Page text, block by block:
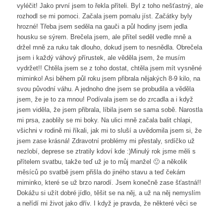
vyléčit! Jako první jsem to řekla příteli. Byl z toho nešťastný, ale
rozhodl se mi pomoci. Začala jsem pomalu jíst. Začátky byly
hrozné! Třeba jsem seděla na gauči a půl hodiny jsem jedla
housku se sýrem. Brečela jsem, ale přítel seděl vedle mně a
držel mně za ruku tak dlouho, dokud jsem to nesnědla. Obrečela
jsem i každý váhový přírustek, ale věděla jsem, že musím
vydržet!! Chtěla jsem se z toho dostat, chtěla jsem mít vysněné
miminko! Asi během půl roku jsem přibrala nějakých 8-9 kilo, na
svou původní váhu. A jednoho dne jsem se probudila a věděla
jsem, že je to za mnou! Podívala jsem se do zrcadla a i když
jsem viděla, že jsem přibrala, líbila jsem se sama sobě. Narostla
mi prsa, zaoblily se mi boky. Na ulici mně začala balit chlapi,
všichni v rodině mi říkali, jak mi to sluší a uvědomila jsem si, že
jsem zase krásná! Zdravotní problémy mi přestaly, srdíčko už
nezlobí, deprese se ztratily kdoví kde :)Minulý rok jsme měli s
přítelem svatbu, takže teď už je to můj manžel 🙂 a několik
měsíců po svatbě jsem přišla do jiného stavu a teď čekám
miminko, které se už brzo narodí. Jsem konečně zase šťastná!!
Dokážu si užít dobré jídlo, těšit se na něj, a už na něj nemyslím
a neřídí mi život jako dřív. I když je pravda, že některé věci se